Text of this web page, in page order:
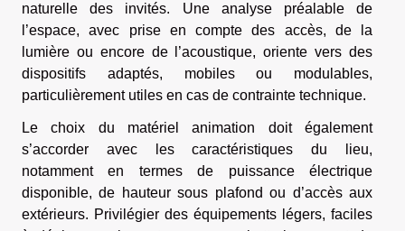
naturelle des invités. Une analyse préalable de
l’espace, avec prise en compte des accès, de la
lumière ou encore de l’acoustique, oriente vers des
dispositifs adaptés, mobiles ou modulables,
particulièrement utiles en cas de contrainte technique.
Le choix du matériel animation doit également
s’accorder avec les caractéristiques du lieu,
notamment en termes de puissance électrique
disponible, de hauteur sous plafond ou d’accès aux
extérieurs. Privilégier des équipements légers, faciles